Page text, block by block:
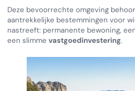
Deze bevoorrechte omgeving
aantrekkelijke bestemmingen voor
nastreeft: permanente bewoning,
een slimme vastgoedinvestering.